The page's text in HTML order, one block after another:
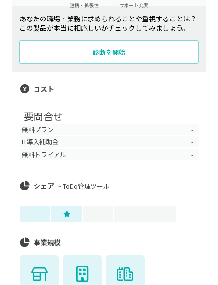
サポート充実
連携・拡張性
あなたの職場・業務に求められることや重視することは？
この製品が本当に相応しいかチェックしてみましょう。
診断を開始
コスト
要問合せ
無料プラン -
IT導入補助金 -
無料トライアル -
シェア ~ToDo管理ツール
事業規模